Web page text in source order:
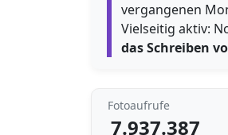
vergangenen
Vielseitig aktiv:
das Schreiben
Fotoaufrufe
7.937.387